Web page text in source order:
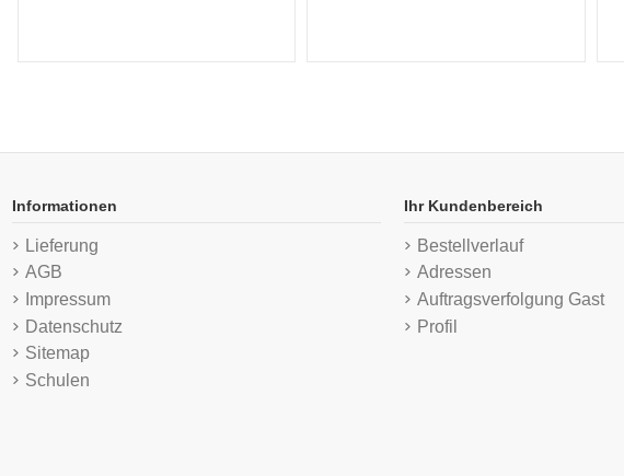
Informationen
Lieferung
AGB
Impressum
Datenschutz
Sitemap
Schulen
Ihr Kundenbereich
Bestellverlauf
Adressen
Auftragsverfolgung Gast
Profil